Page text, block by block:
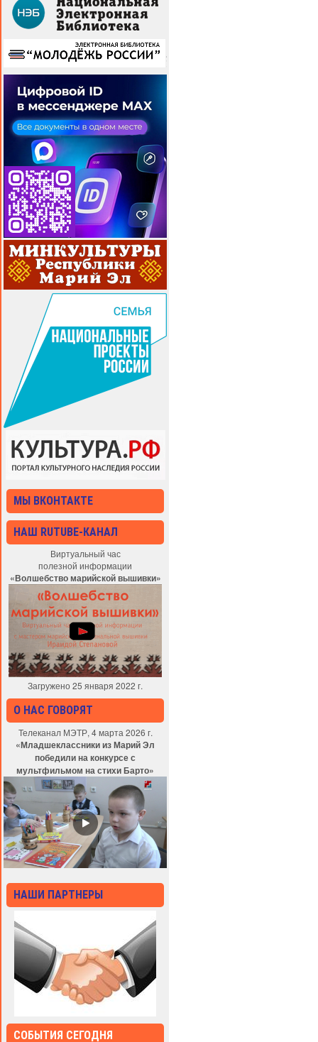
МЫ ВКОНТАКТЕ
НАШ RUTUBE-КАНАЛ
Виртуальный час
полезной информации
«Волшебство марийской вышивки»
Загружено 25 января 2022 г.
О НАС ГОВОРЯТ
Телеканал МЭТР, 4 марта 2026 г.
«Младшеклассники из Марий Эл
победили на конкурсе с
мультфильмом на стихи Барто»
НАШИ ПАРТНЕРЫ
СОБЫТИЯ СЕГОДНЯ